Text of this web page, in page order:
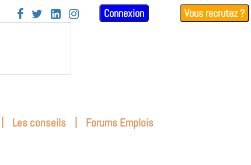
    Connexion Vous recrutez ?
| Les conseils | Forums Emplois